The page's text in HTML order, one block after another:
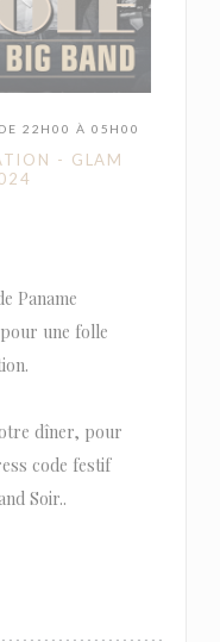
22H00 À 05H00
- GLAM
Paname
une folle
dîner, pour
code festif
Soir..